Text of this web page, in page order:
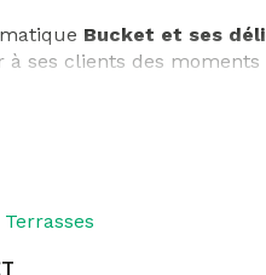
Bucket et ses
ses clients des
et la meilleure
au